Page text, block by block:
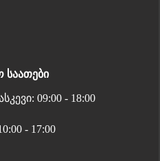
საათები
09:00 - 18:00
- 17:00